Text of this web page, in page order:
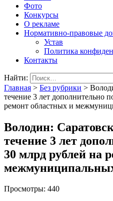
Фото
Конкурсы
О рекламе
Нормативно-правовые
Устав
Политика
Контакты
Найти:
Главная > Без рубрики >
течение 3 лет дополнительно
ремонт областных и
Володин:
течение 3 лет
30 млрд рублей на
Просмотры: 440